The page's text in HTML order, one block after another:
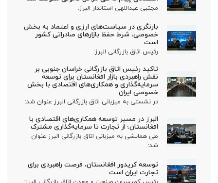
مجتبی عبداللهی استاندار البرز:
بازنگری در سیاست‌های ارزی و اعتماد به بخش
خصوصی، شرط حفظ بازارهای صادراتی کشور
است
رئیس اتاق بازرگانی البرز:
تاکید رئیس اتاق بازرگانی خراسان جنوبی بر
نقش راهبردی بازار افغانستان برای توسعه
سرمایه‌گذاری و همکاری‌های اقتصادی با بخش
خصوصی ایران
در نشستی به میزبانی اتاق بازرگانی البرز عنوان شد:
البرز در مسیر توسعه همکاری‌های اقتصادی با
افغانستان؛ از تجارت تا سرمایه‌گذاری مشترک
طی همایشی به میزبانی اتاق بازرگانی البرز عنوان
شد:
توسعه کریدور افغانستان، فرصت راهبردی برای
تجارت ایران است